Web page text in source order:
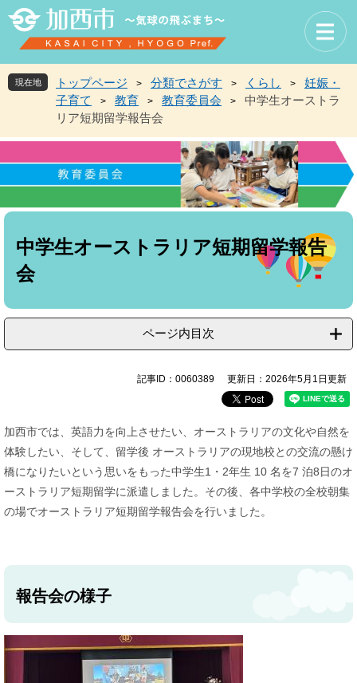
先
頭
。
を
飛
て
現在地 トップページ > 分類でさがす > くらし >
妊娠・
子育て
> 教育 > 教育委員会 >
中学生オーストラ
リア短期留学報告会
本
中学生オーストラリア短期留学報告
会
ページ内目次
記事ID：0060389 更新日：2026年5月1日更新
​加西市では、英語力を向上させたい、オーストラリアの文化や自然を
体験したい、そして、留学後 オーストラリアの現地校との交流の懸け
橋になりたいという思いをもった中学生1・2年生 10 名を7 泊8日のオ
ーストラリア短期留学に派遣しました。その後、各中学校の全校朝集
の場でオーストラリア短期留学報告会を行いました。
報告会の様子